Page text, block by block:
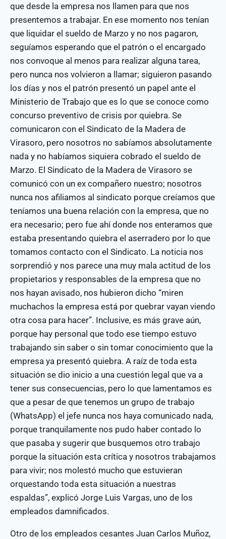
que desde la empresa nos llamen para que nos
presentemos a trabajar. En ese momento nos tenían
que liquidar el sueldo de Marzo y no nos pagaron,
seguíamos esperando que el patrón o el encargado
nos convoque al menos para realizar alguna tarea,
pero nunca nos volvieron a llamar; siguieron pasando
los días y nos el patrón presentó un papel ante el
Ministerio de Trabajo que es lo que se conoce como
concurso preventivo de crisis por quiebra. Se
comunicaron con el Sindicato de la Madera de
Virasoro, pero nosotros no sabíamos absolutamente
nada y no habíamos siquiera cobrado el sueldo de
Marzo. El Sindicato de la Madera de Virasoro se
comunicó con un ex compañero nuestro; nosotros
nunca nos afiliamos al sindicato porque creíamos que
teníamos una buena relación con la empresa, que no
era necesario; pero fue ahí donde nos enteramos que
estaba presentando quiebra el aserradero por lo que
tomamos contacto con el Sindicato. La noticia nos
sorprendió y nos parece una muy mala actitud de los
propietarios y responsables de la empresa que no
nos hayan avisado, nos hubieron dicho “miren
muchachos la empresa está por quebrar vayan viendo
otra cosa para hacer”. Inclusive, es más grave aún,
porque hay personal que todo ese tiempo estuvo
trabajando sin saber o sin tomar conocimiento que la
empresa ya presentó quiebra. A raíz de toda esta
situación se dio inicio a una cuestión legal que va a
tener sus consecuencias, pero lo que lamentamos es
que a pesar de que tenemos un grupo de trabajo
(WhatsApp) el jefe nunca nos haya comunicado nada,
porque tranquilamente nos pudo haber contado lo
que pasaba y sugerir que busquemos otro trabajo
porque la situación esta crítica y nosotros trabajamos
para vivir; nos molestó mucho que estuvieran
orquestando toda esta situación a nuestras
espaldas”, explicó Jorge Luis Vargas, uno de los
empleados damnificados.
Otro de los empleados cesantes Juan Carlos Muñoz,